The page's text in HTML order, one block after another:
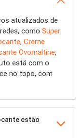
atualizados de
como Super
, Creme
Ovomaltine,
está com o
no topo, com
estão